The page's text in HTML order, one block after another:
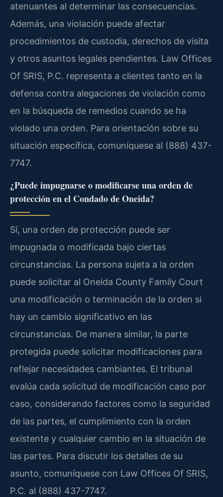
atenuantes al determinar las consecuencias.
Además, una violación puede afectar
procedimientos de custodia, derechos de visita
y otros asuntos legales pendientes. Law Offices
Of SRIS, P.C. representa a clientes tanto en la
defensa contra alegaciones de violación como
en la búsqueda de remedios cuando se ha
violado una orden. Para orientación sobre su
situación específica, comuníquese al (888) 437-
7747.
¿Puede impugnarse o modificarse una orden de
protección en el Condado de Oneida?
Sí, una orden de protección puede ser
impugnada o modificada bajo ciertas
circunstancias. La persona sujeta a la orden
puede solicitar al Oneida County Family Court
una modificación o terminación de la orden si
hay un cambio significativo en las
circunstancias. De manera similar, la parte
protegida puede solicitar modificaciones para
reflejar necesidades cambiantes. El tribunal
evalúa cada solicitud de modificación caso por
caso, considerando factores como la seguridad
de las partes, el cumplimiento con la orden
existente y cualquier cambio en la situación de
las partes. Para discutir los detalles de su
asunto, comuníquese con Law Offices Of SRIS,
P.C. al (888) 437-7747.